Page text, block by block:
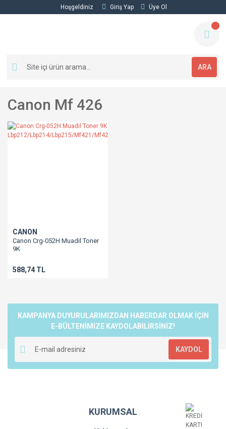
Hoşgeldiniz Giriş Yap Üye Ol
ARA
Canon Mf 426
CANON
Canon Crg-052H Muadil Toner
9K
588,74 TL
KAMPANYA DUYURULARIMIZDAN HABERDAR OLMAK İÇİN
E-BÜLTENİMİZE KAYDOLABİLİRSİNİZ!
KAYDOL
KURUMSAL